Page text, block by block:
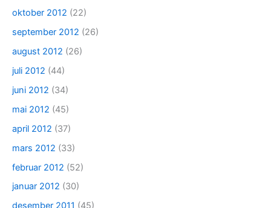
oktober 2012 (22)
september 2012 (26)
august 2012 (26)
juli 2012 (44)
juni 2012 (34)
mai 2012 (45)
april 2012 (37)
mars 2012 (33)
februar 2012 (52)
januar 2012 (30)